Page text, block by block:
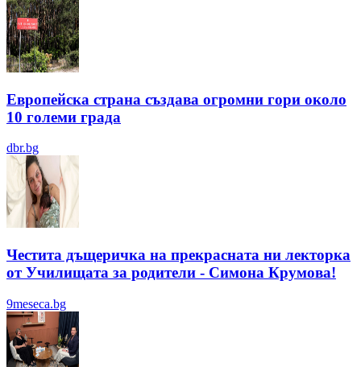
Европейска страна създава огромни гори около
10 големи града
dbr.bg
Честита дъщеричка на прекрасната ни лекторка
от Училищата за родители - Симона Крумова!
9meseca.bg